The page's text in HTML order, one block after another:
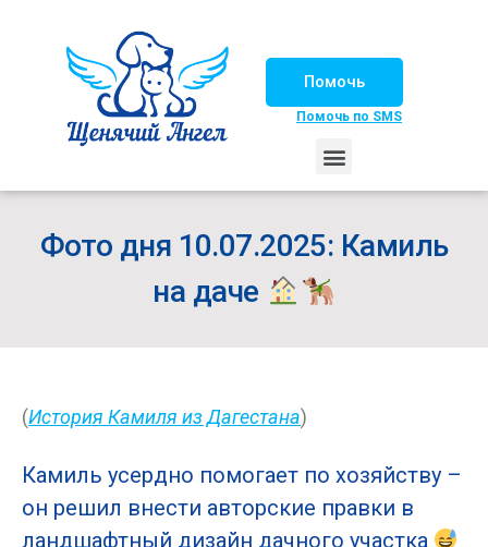
Помочь
Помочь по SMS
Фото дня 10.07.2025: Камиль
на даче
(История Камиля из Дагестана)
Камиль усердно помогает по хозяйству –
он решил внести авторские правки в
ландшафтный дизайн дачного участка